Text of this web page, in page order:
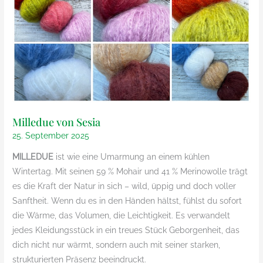
Milledue von Sesia
25. September 2025
MILLEDUE ist wie eine Umarmung an einem kühlen
Wintertag. Mit seinen 59 % Mohair und 41 % Merinowolle trägt
es die Kraft der Natur in sich – wild, üppig und doch voller
Sanftheit. Wenn du es in den Händen hältst, fühlst du sofort
die Wärme, das Volumen, die Leichtigkeit. Es verwandelt
jedes Kleidungsstück in ein treues Stück Geborgenheit, das
dich nicht nur wärmt, sondern auch mit seiner starken,
strukturierten Präsenz beeindruckt.